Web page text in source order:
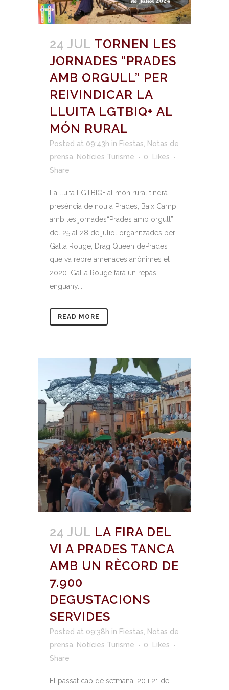
24 JUL TORNEN LES
JORNADES “PRADES
AMB ORGULL” PER
REIVINDICAR LA
LLUITA LGTBIQ+ AL
MÓN RURAL
Posted at 09:43h in Fiestas
Notas de
prensa
Notícies Turisme 0
Likes
Share
La lluita LGTBIQ+ al món rural tindrà
presència de nou a Prades, Baix Camp,
amb les jornades“Prades amb orgull”
del 25 al 28 de juliol organitzades per
Gal·la Rouge, Drag Queen dePrades
que va rebre amenaces anònimes el
2020. Gal·la Rouge farà un repàs
enguany...
READ MORE
24 JUL LA FIRA DEL
VI A PRADES TANCA
AMB UN RÈCORD DE
7.900
DEGUSTACIONS
SERVIDES
Posted at 09:38h in Fiestas
Notas de
prensa
Notícies Turisme 0
Likes
Share
El passat cap de setmana, 20 i 21 de